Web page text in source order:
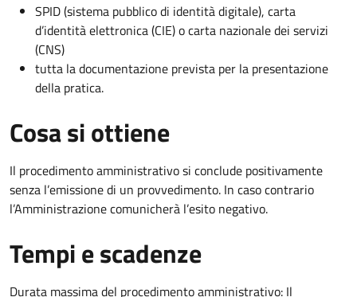
SPID (sistema pubblico di identità digitale), carta
d’identità elettronica (CIE) o carta nazionale dei servizi
(CNS)
tutta la documentazione prevista per la presentazione
della pratica.
Cosa si ottiene
Il procedimento amministrativo si conclude positivamente
senza l’emissione di un provvedimento. In caso contrario
l’Amministrazione comunicherà l’esito negativo.
Tempi e scadenze
Durata massima del procedimento amministrativo: Il